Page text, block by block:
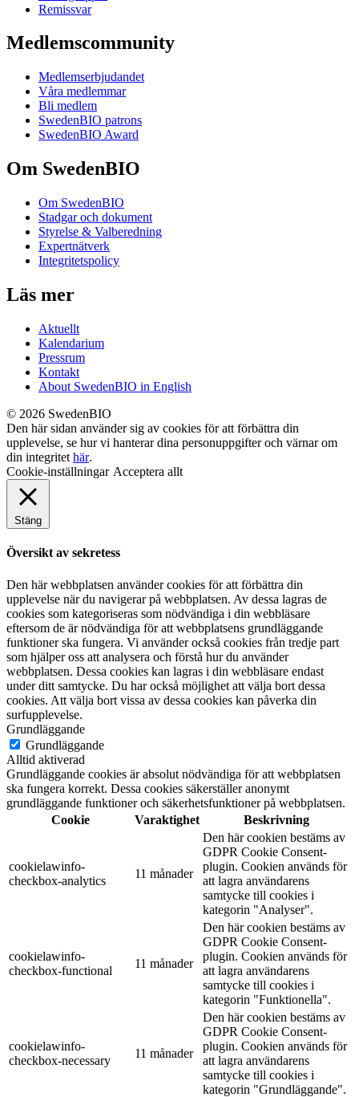
Remissvar
Medlemscommunity
Medlemserbjudandet
Våra medlemmar
Bli medlem
SwedenBIO patrons
SwedenBIO Award
Om SwedenBIO
Om SwedenBIO
Stadgar och dokument
Styrelse & Valberedning
Expertnätverk
Integritetspolicy
Läs mer
Aktuellt
Kalendarium
Pressrum
Kontakt
About SwedenBIO in English
© 2026 SwedenBIO
Den här sidan använder sig av cookies för att förbättra din
upplevelse, se hur vi hanterar dina personuppgifter och värnar om
din integritet här.
Cookie-inställningar Acceptera allt
Stäng
Översikt av sekretess
Den här webbplatsen använder cookies för att förbättra din
upplevelse när du navigerar på webbplatsen. Av dessa lagras de
cookies som kategoriseras som nödvändiga i din webbläsare
eftersom de är nödvändiga för att webbplatsens grundläggande
funktioner ska fungera. Vi använder också cookies från tredje part
som hjälper oss att analysera och förstå hur du använder
webbplatsen. Dessa cookies kan lagras i din webbläsare endast
under ditt samtycke. Du har också möjlighet att välja bort dessa
cookies. Att välja bort vissa av dessa cookies kan påverka din
surfupplevelse.
Grundläggande
Grundläggande
Alltid aktiverad
Grundläggande cookies är absolut nödvändiga för att webbplatsen
ska fungera korrekt. Dessa cookies säkerställer anonymt
grundläggande funktioner och säkerhetsfunktioner på webbplatsen.
Cookie
Varaktighet Beskrivning
cookielawinfo-
checkbox-analytics
11 månader
Den här cookien bestäms av
GDPR Cookie Consent-
plugin. Cookien används för
att lagra användarens
samtycke till cookies i
kategorin "Analyser".
cookielawinfo-
checkbox-functional
11 månader
Den här cookien bestäms av
GDPR Cookie Consent-
plugin. Cookien används för
att lagra användarens
samtycke till cookies i
kategorin "Funktionella".
cookielawinfo-
checkbox-necessary
11 månader
Den här cookien bestäms av
GDPR Cookie Consent-
plugin. Cookien används för
att lagra användarens
samtycke till cookies i
kategorin "Grundläggande".